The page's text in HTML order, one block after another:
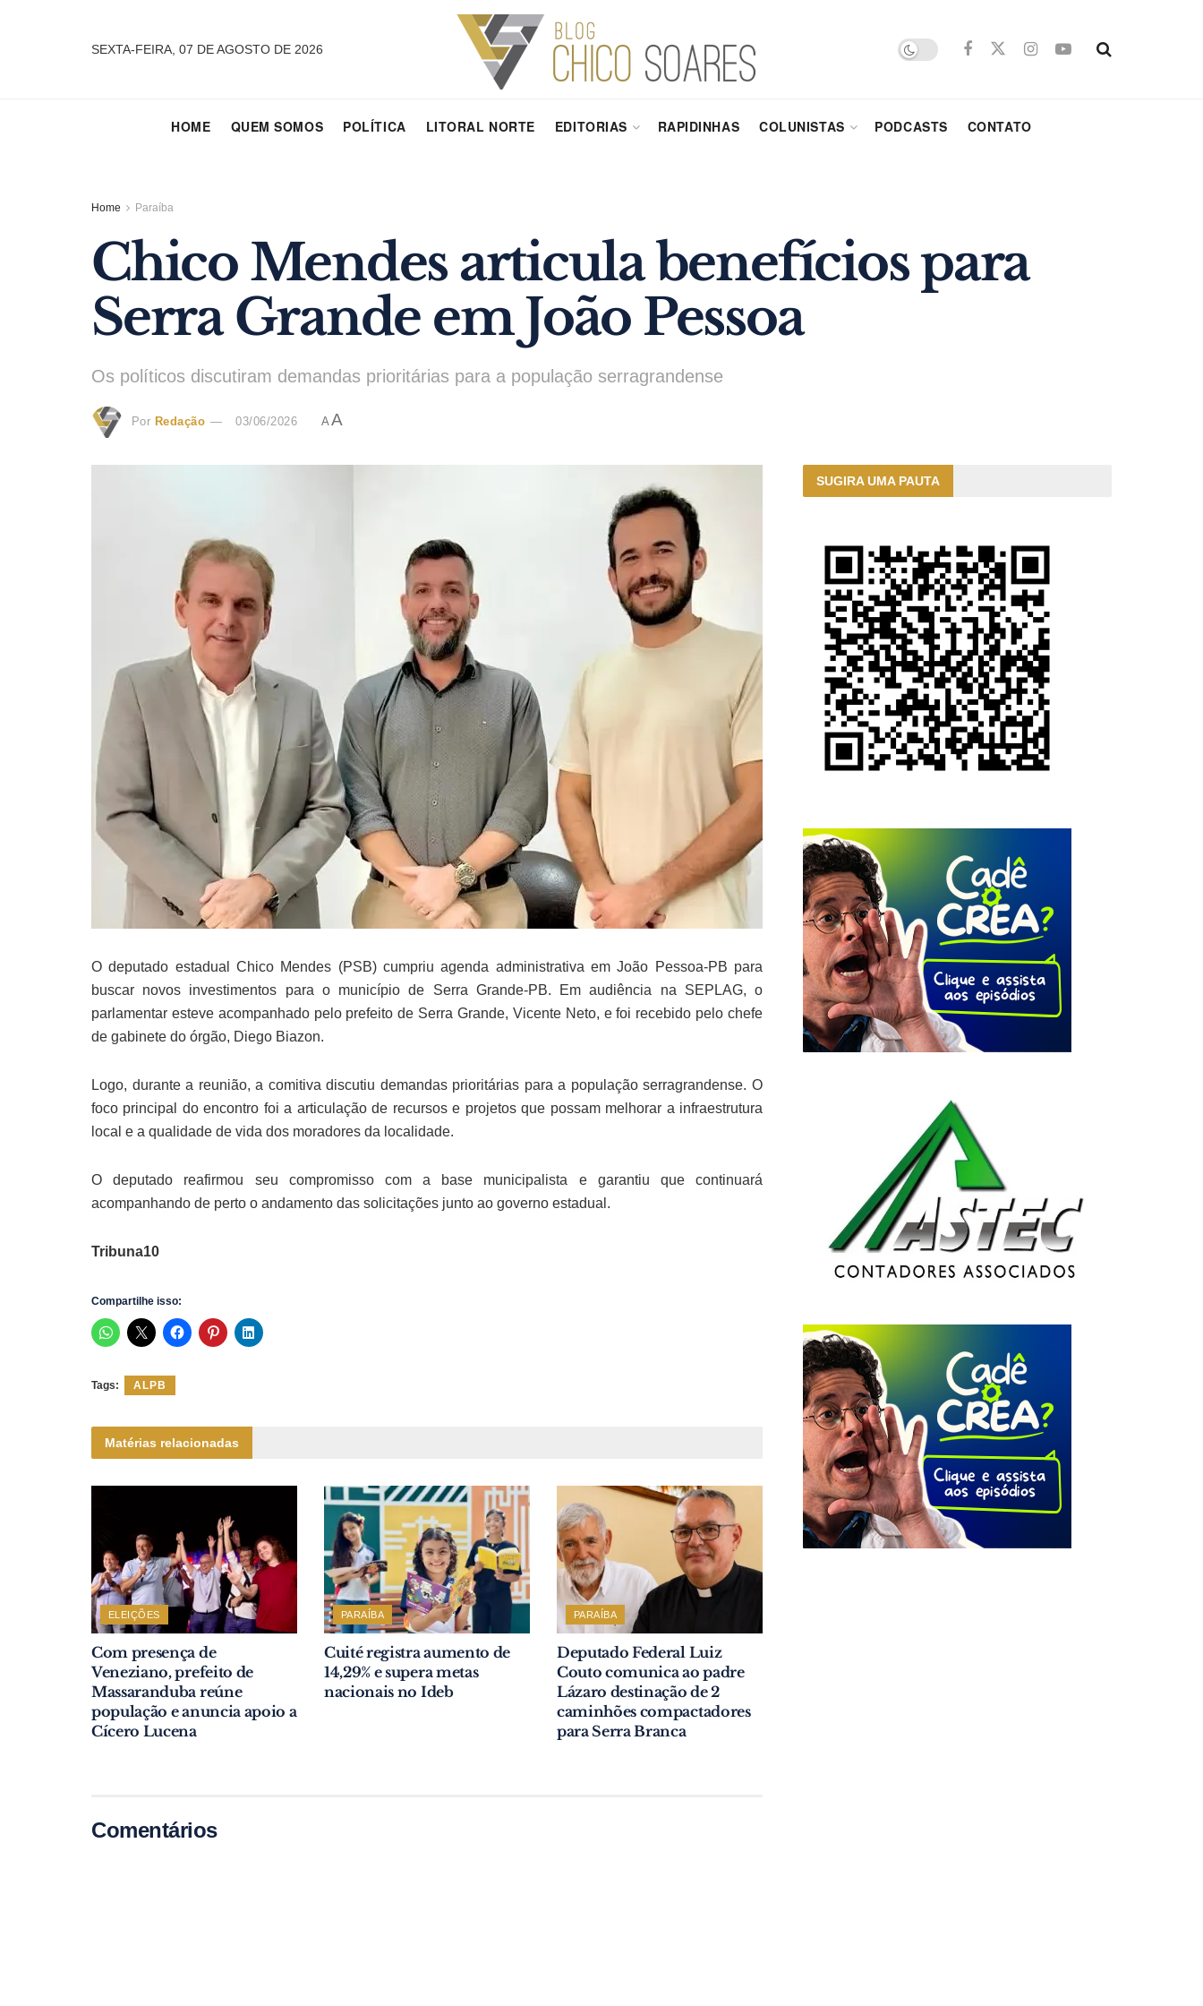
SEXTA-FEIRA, 07 DE AGOSTO DE 2026
HOME QUEM SOMOS POLÍTICA LITORAL NORTE EDITORIAS RAPIDINHAS COLUNISTAS PODCASTS CONTATO
Home Paraíba
Chico Mendes articula benefícios para
Serra Grande em João Pessoa
Os políticos discutiram demandas prioritárias para a população serragrandense
Por Redação 03/06/2026 AA
O deputado estadual Chico Mendes (PSB) cumpriu agenda administrativa em João Pessoa-PB para
buscar novos investimentos para o município de Serra Grande-PB. Em audiência na SEPLAG, o
parlamentar esteve acompanhado pelo prefeito de Serra Grande, Vicente Neto, e foi recebido pelo chefe
de gabinete do órgão, Diego Biazon.
Logo, durante a reunião, a comitiva discutiu demandas prioritárias para a população serragrandense. O
foco principal do encontro foi a articulação de recursos e projetos que possam melhorar a infraestrutura
local e a qualidade de vida dos moradores da localidade.
O deputado reafirmou seu compromisso com a base municipalista e garantiu que continuará
acompanhando de perto o andamento das solicitações junto ao governo estadual.
Tribuna10
Compartilhe isso:
Tags: ALPB
Matérias relacionadas
ELEIÇÕES
Com presença de
Veneziano, prefeito de
Massaranduba reúne
população e anuncia apoio a
Cícero Lucena
PARAÍBA
Cuité registra aumento de
14,29% e supera metas
nacionais no Ideb
PARAÍBA
Deputado Federal Luiz
Couto comunica ao padre
Lázaro destinação de 2
caminhões compactadores
para Serra Branca
Comentários
SUGIRA UMA PAUTA